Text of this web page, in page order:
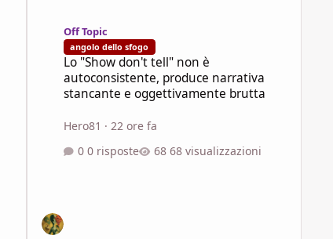
Off Topic
angolo dello sfogo
Lo "Show don't tell" non è
autoconsistente, produce narrativa
stancante e oggettivamente brutta
Hero81 · 22 ore fa
0 risposte
68 visualizzazioni